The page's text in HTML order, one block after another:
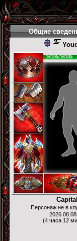
Общие
16105/16105
Персонаж не в
(4 часа 12